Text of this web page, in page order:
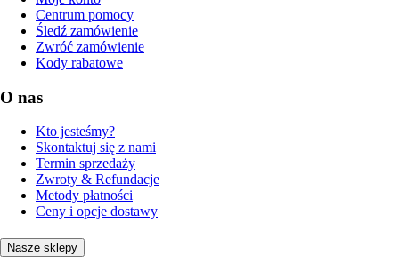
Centrum pomocy
Śledź zamówienie
Zwróć zamówienie
Kody rabatowe
O nas
Kto jesteśmy?
Skontaktuj się z nami
Termin sprzedaży
Zwroty & Refundacje
Metody płatności
Ceny i opcje dostawy
Nasze sklepy